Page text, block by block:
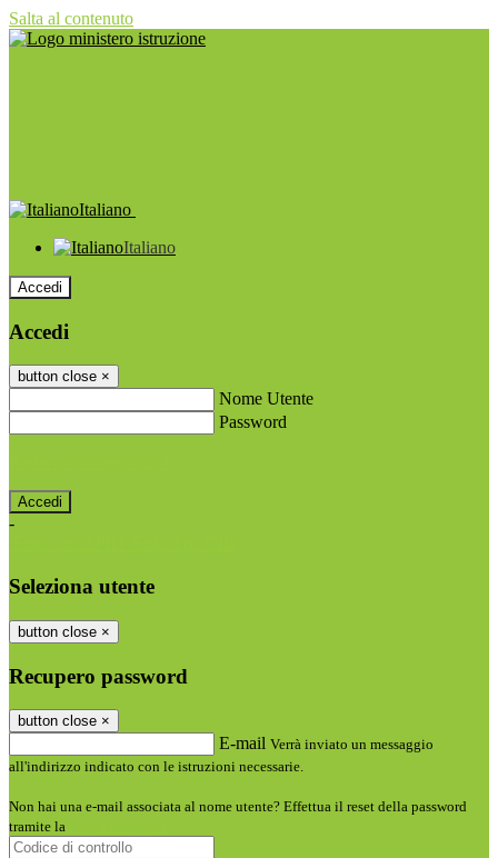
Salta al contenuto
Italiano
Italiano
Accedi
Accedi
button close ×
Nome Utente
Password
-
Seleziona utente
button close ×
Recupero password
button close ×
E-mail Verrà inviato un messaggio
all'indirizzo indicato con le istruzioni necessarie.
Non hai una e-mail associata al nome utente? Effettua il reset della password
tramite la